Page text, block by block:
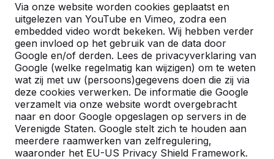
Via onze website worden cookies geplaatst en
uitgelezen van YouTube en Vimeo, zodra een
embedded video wordt bekeken. Wij hebben verder
geen invloed op het gebruik van de data door
Google en/of derden. Lees de privacyverklaring van
Google (welke regelmatig kan wijzigen) om te weten
wat zij met uw (persoons)gegevens doen die zij via
deze cookies verwerken. De informatie die Google
verzamelt via onze website wordt overgebracht
naar en door Google opgeslagen op servers in de
Verenigde Staten. Google stelt zich te houden aan
meerdere raamwerken van zelfregulering,
waaronder het EU-US Privacy Shield Framework.
Een speltafel voor oneindig
buitenspeelplezier:
weerbestendig, oerdegelijk en
daarom dus een duurzame
keuze.
Voetvolleybal is een
van tafeltennis en
op een schoolplein,
openbare ruimte.